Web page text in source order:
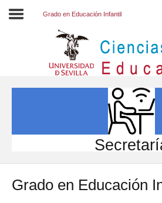
INVESTIGACIÓN
INTERNACIONAL
Grado en Educación Infantil
Grado en Educación